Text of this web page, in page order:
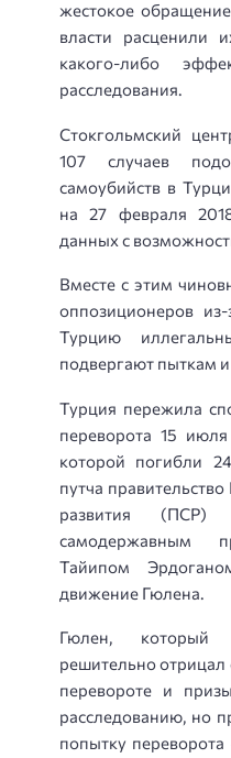
жестокое
власти расценили
какого-либо
расследования.
Стокгольмский
107 случаев
самоубийств в
на 27 февраля
данных с
Вместе с этим
оппозиционеров
Турцию
подвергают пыткам
Турция пережила
переворота 15
которой погибли
путча
развития (ПСР)
самодержавным
Тайипом
движение Гюлена.
Гюлен, который
решительно
перевороте и
расследованию, но
попытку